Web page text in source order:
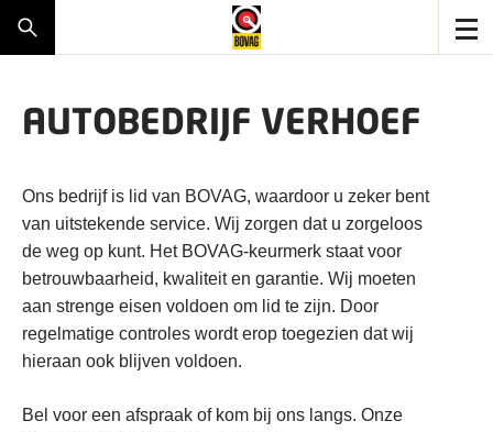
AUTOBEDRIJF VERHOEF
Ons bedrijf is lid van BOVAG, waardoor u zeker bent
van uitstekende service. Wij zorgen dat u zorgeloos
de weg op kunt. Het BOVAG-keurmerk staat voor
betrouwbaarheid, kwaliteit en garantie. Wij moeten
aan strenge eisen voldoen om lid te zijn. Door
regelmatige controles wordt erop toegezien dat wij
hieraan ook blijven voldoen.
Bel voor een afspraak of kom bij ons langs. Onze